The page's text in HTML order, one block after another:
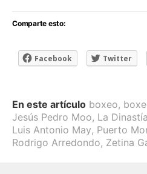
Comparte esto:
Facebook Twitter
En este artículo boxeo,
Jesús Pedro Moo, La
Luis Antonio May, Puerto
Rodrigo Arredondo, Zetina